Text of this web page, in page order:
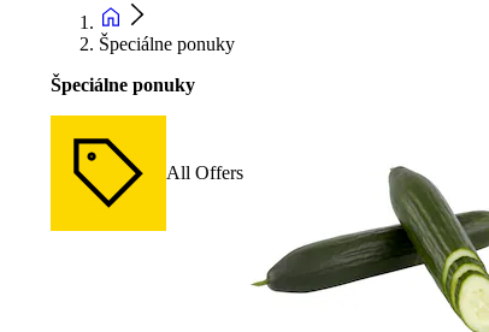
Špeciálne ponuky
Špeciálne ponuky
All Offers